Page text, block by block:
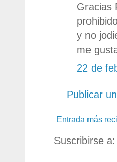
Gracias
y no
me
22 de
Publicar
Entrada más
Suscribirse a: